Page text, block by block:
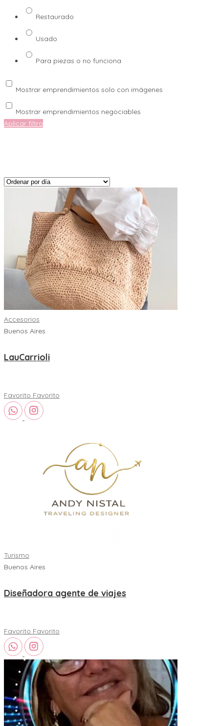
Restaurado
Usado
Para piezas o no funciona
Mostrar emprendimientos solo con imágenes
Mostrar emprendimientos negociables
Aplicar filtro
Accesorios
Buenos Aires
LauCarrioli
Favorito Favorito
Turismo
Buenos Aires
Diseñadora agente de viajes
Favorito Favorito